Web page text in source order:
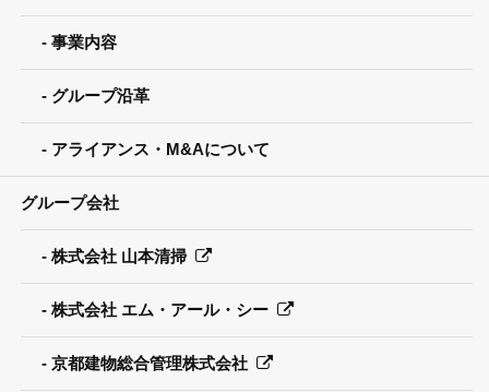
事業内容
グループ沿革
アライアンス・M&Aについて
グループ会社
株式会社 山本清掃
株式会社 エム・アール・シー
京都建物総合管理株式会社